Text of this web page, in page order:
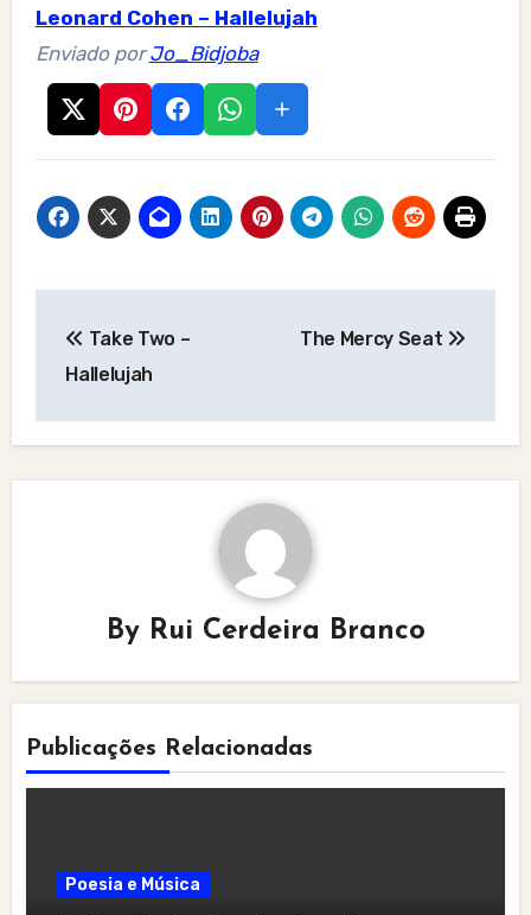
Leonard Cohen – Hallelujah
Enviado porJo_Bidjoba
navigation
Take Two –
Hallelujah
The Mercy Seat
By Rui Cerdeira Branco
Publicações Relacionadas
Poesia e Música